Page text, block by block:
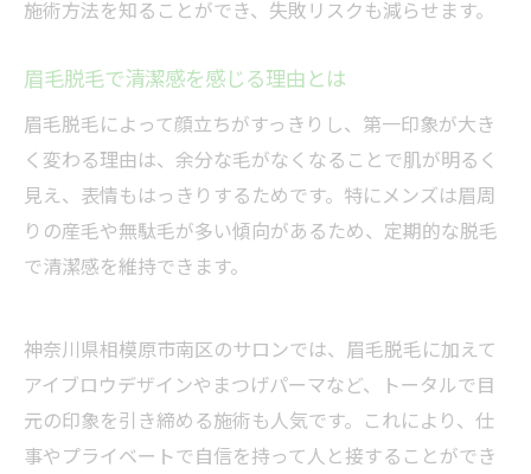
施術方法を知ることができ、失敗リスクも減らせます。
眉毛脱毛で清潔感を感じる理由とは
眉毛脱毛によって顔立ちがすっきりし、第一印象が大き
く変わる理由は、余分な毛がなくなることで肌が明るく
見え、表情もはっきりするためです。特にメンズは眉周
りの産毛や無駄毛が多い傾向があるため、定期的な脱毛
で清潔感を維持できます。
神奈川県相模原市南区のサロンでは、眉毛脱毛に加えて
アイブロウデザインやまつげパーマなど、トータルで目
元の印象を引き締める施術も人気です。これにより、仕
事やプライベートで自信を持って人と接することができ